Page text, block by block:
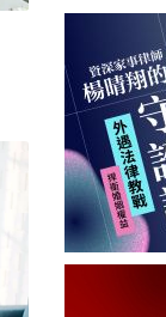
熱門文章